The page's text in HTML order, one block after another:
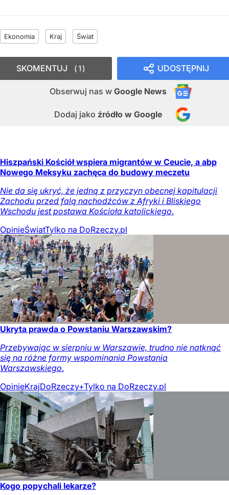
Ekonomia Kraj Świat
UDOSTĘPNIJ
Obserwuj nas w Google News
Dodaj jako źródło w Google
SKOMENTUJ 1
Hiszpański Kościół wspiera migrantów w Ceucie, a abp
Nowego Meksyku zachęca do budowy meczetu
Nie da się ukryć, że jedną z przyczyn obecnej kapitulacji
Zachodu przed falą nachodźców z Afryki i Bliskiego
Wschodu jest postawa Kościoła katolickiego.
OpinieŚwiatTylko na DoRzeczy.pl
Ukryta prawda o Powstaniu Warszawskim?
Przebywając w sierpniu w Warszawie, trudno nie natknąć
się na różne formy wspominania Powstania
Warszawskiego.
OpinieKrajDoRzeczy+Tylko na DoRzeczy.pl
Kogo popychali lekarze?